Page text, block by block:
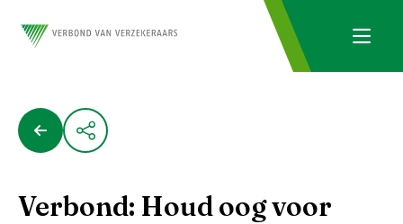
Verbond: Houd oog voor